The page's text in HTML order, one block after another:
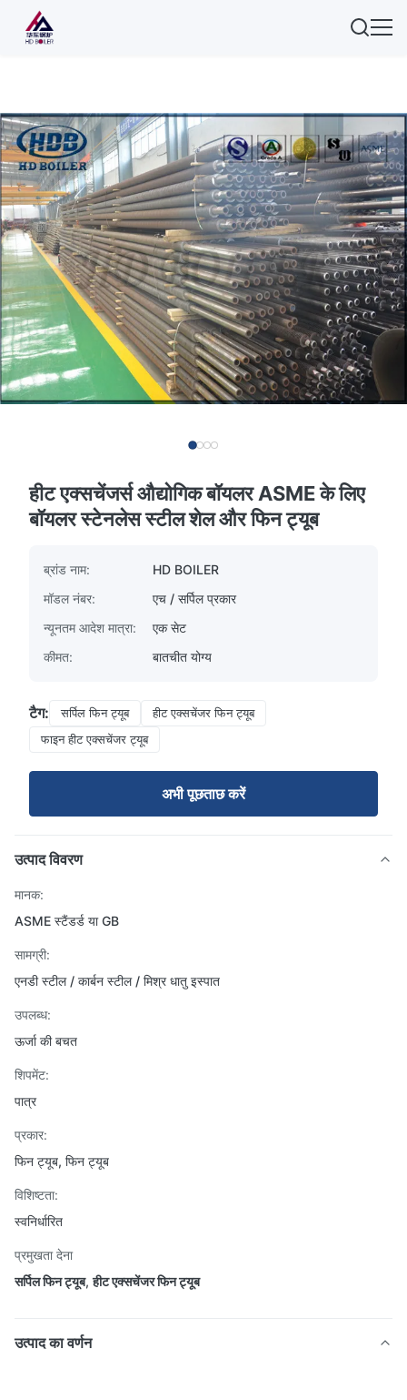
हीट एक्सचेंजर्स औद्योगिक बॉयलर ASME के ​​लिए
बॉयलर स्टेनलेस स्टील शेल और फिन ट्यूब
ब्रांड नाम:
HD BOILER
मॉडल नंबर:
एच / सर्पिल प्रकार
न्यूनतम आदेश मात्रा:
एक सेट
कीमत:
बातचीत योग्य
टैग: सर्पिल फिन ट्यूब
हीट एक्सचेंजर फिन ट्यूब
फाइन हीट एक्सचेंजर ट्यूब
अभी पूछताछ करें
उत्पाद विवरण
मानक:
ASME स्टैंडर्ड या GB
सामग्री:
एनडी स्टील / कार्बन स्टील / मिश्र धातु इस्पात
उपलब्ध:
ऊर्जा की बचत
शिपमेंट:
पात्र
प्रकार:
फिन ट्यूब, फिन ट्यूब
विशिष्टता:
स्वनिर्धारित
प्रमुखता देना
सर्पिल फिन ट्यूब,हीट एक्सचेंजर फिन ट्यूब
उत्पाद का वर्णन